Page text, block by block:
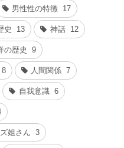
男性性の特徴 17
史 13 神話 12
の歴史 9
8 人間関係 7
自我意識 6
姐さん 3